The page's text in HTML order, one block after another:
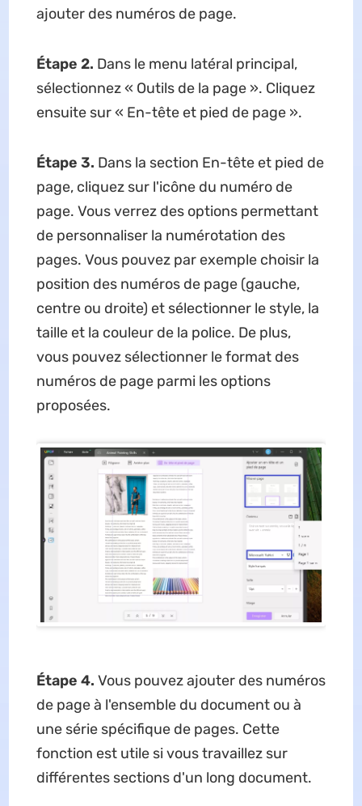
ajouter des numéros de page.
Étape 2. Dans le menu latéral principal,
sélectionnez « Outils de la page ». Cliquez
ensuite sur « En-tête et pied de page ».
Étape 3. Dans la section En-tête et pied de
page, cliquez sur l'icône du numéro de
page. Vous verrez des options permettant
de personnaliser la numérotation des
pages. Vous pouvez par exemple choisir la
position des numéros de page (gauche,
centre ou droite) et sélectionner le style, la
taille et la couleur de la police. De plus,
vous pouvez sélectionner le format des
numéros de page parmi les options
proposées.
Étape 4. Vous pouvez ajouter des numéros
de page à l'ensemble du document ou à
une série spécifique de pages. Cette
fonction est utile si vous travaillez sur
différentes sections d'un long document.